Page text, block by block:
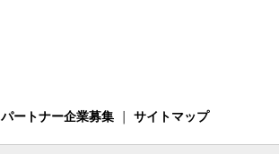
パートナー企業募集 サイトマップ